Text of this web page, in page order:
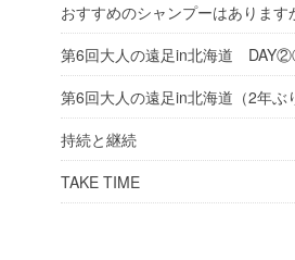
おすすめのシャンプーはあります
第6回大人の遠足in北海道
第6回大人の遠足in北海道（2年
持続と継続
TAKE TIME